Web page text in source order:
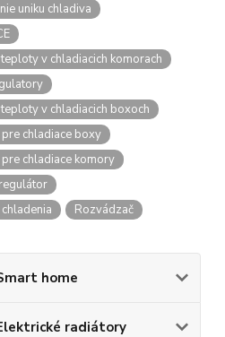
uniku chladiva
v chladiacich komorach
v chladiacich boxoch
chladiace boxy
chladiace komory
Rozvádzač
home
radiátory